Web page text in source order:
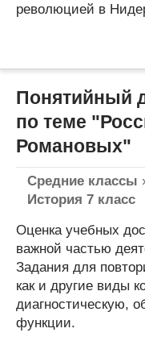
революцией в
Понятийный
по теме
Романовых"
Средние классы
История 7 класс
Оценка учебных
важной частью
Задания для
как и другие виды
диагностическую,
функции.